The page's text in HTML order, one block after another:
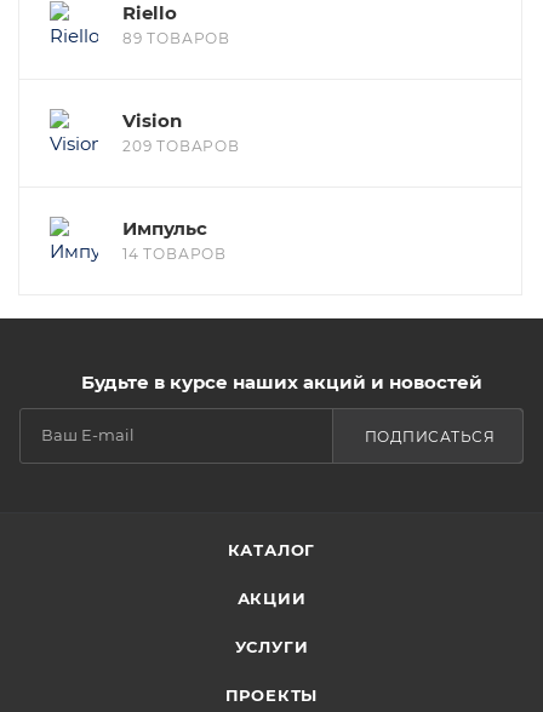
Riello
89 ТОВАРОВ
Vision
209 ТОВАРОВ
Импульс
14 ТОВАРОВ
Будьте в курсе наших акций и новостей
ПОДПИСАТЬСЯ
КАТАЛОГ
АКЦИИ
УСЛУГИ
ПРОЕКТЫ